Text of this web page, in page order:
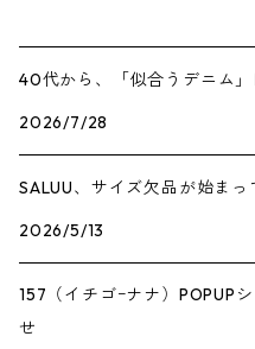
40代から、「似合うデニム」
2026/7/28
SALUU、サイズ欠品が始まっ
2026/5/13
157（イチゴｰナナ）POPUP
せ